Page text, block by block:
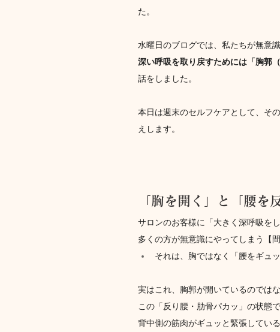
た。
水曜日のブログでは、私たちが無意
深い呼吸を取り戻すためには「胸郭
話をしました。
本日は週末のセルフケアとして、そ
えします。
「胸を開く」と「腰を
サロンのお客様に「大きく深呼吸を
多くの方が無意識にやってしまう【
それは、胸ではなく「腰をギュ
実はこれ、胸郭が開いているのでは
この「反り腰・肋骨パカッ」の状態
背中側の筋肉がギュッと緊張してい